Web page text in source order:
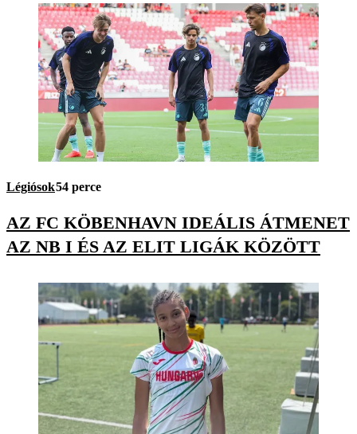
Légiósok54 perce
AZ FC KÖBENHAVN IDEÁLIS ÁTMENET
AZ NB I ÉS AZ ELIT LIGÁK KÖZÖTT